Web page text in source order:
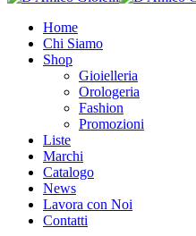
Home
Chi Siamo
Shop
Gioielleria
Orologeria
Fashion
Promozioni
Liste
Marchi
Catalogo
News
Lavora con Noi
Contatti